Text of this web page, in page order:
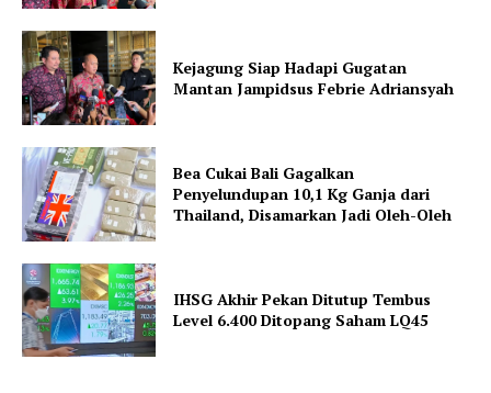
Kejagung Siap Hadapi Gugatan
Mantan Jampidsus Febrie Adriansyah
Bea Cukai Bali Gagalkan
Penyelundupan 10,1 Kg Ganja dari
Thailand, Disamarkan Jadi Oleh-Oleh
IHSG Akhir Pekan Ditutup Tembus
Level 6.400 Ditopang Saham LQ45